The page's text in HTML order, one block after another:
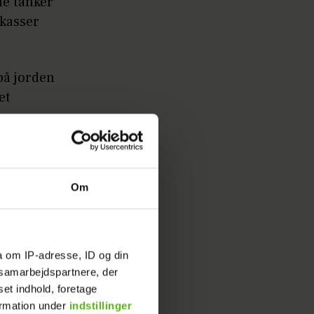
Om
om IP-adresse, ID og din
der
indhold, foretage
under indstillinger
jorden